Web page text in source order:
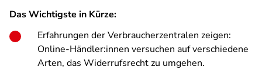
Das Wichtigste in Kürze:
Erfahrungen der Verbraucherzentralen zeigen:
Online-Händler:innen versuchen auf verschiedene
Arten, das Widerrufsrecht zu umgehen.